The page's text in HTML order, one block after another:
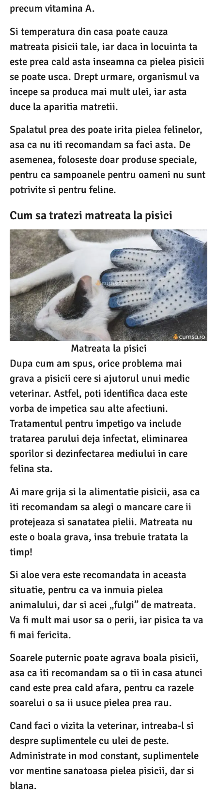
precum vitamina A.
Si temperatura din casa poate cauza
matreata pisicii tale, iar daca in locuinta ta
este prea cald asta inseamna ca pielea pisicii
se poate usca. Drept urmare, organismul va
incepe sa produca mai mult ulei, iar asta
duce la aparitia matretii.
Spalatul prea des poate irita pielea felinelor,
asa ca nu iti recomandam sa faci asta. De
asemenea, foloseste doar produse speciale,
pentru ca sampoanele pentru oameni nu sunt
potrivite si pentru feline.
Cum sa tratezi matreata la pisici
Matreata la pisici
Dupa cum am spus, orice problema mai
grava a pisicii cere si ajutorul unui medic
veterinar. Astfel, poti identifica daca este
vorba de impetica sau alte afectiuni.
Tratamentul pentru impetigo va include
tratarea parului deja infectat, eliminarea
sporilor si dezinfectarea mediului in care
felina sta.
Ai mare grija si la alimentatie pisicii, asa ca
iti recomandam sa alegi o mancare care ii
protejeaza si sanatatea pielii. Matreata nu
este o boala grava, insa trebuie tratata la
timp!
Si aloe vera este recomandata in aceasta
situatie, pentru ca va inmuia pielea
animalului, dar si acei „fulgi” de matreata.
Va fi mult mai usor sa o perii, iar pisica ta va
fi mai fericita.
Soarele puternic poate agrava boala pisicii,
asa ca iti recomandam sa o tii in casa atunci
cand este prea cald afara, pentru ca razele
soarelui o sa ii usuce pielea prea rau.
Cand faci o vizita la veterinar, intreaba-l si
despre suplimentele cu ulei de peste.
Administrate in mod constant, suplimentele
vor mentine sanatoasa pielea pisicii, dar si
blana.